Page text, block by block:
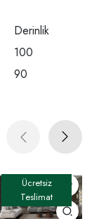
Derinlik
100
90